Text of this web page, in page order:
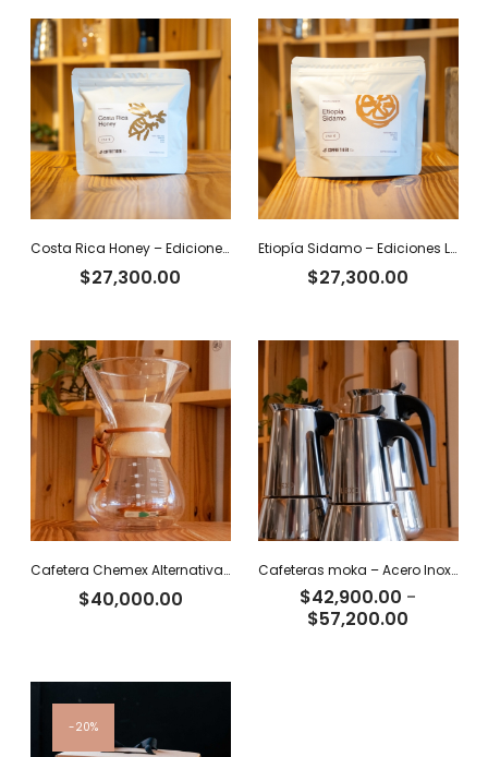
Costa Rica Honey – Ediciones Limitadas Tiger
$27,300.00
Etiopía Sidamo – Ediciones Limitadas Tiger
$27,300.00
Cafetera Chemex Alternativa – 800 ml
$40,000.00
Cafeteras moka – Acero Inoxidable
$42,900.00 -
$57,200.00
20%